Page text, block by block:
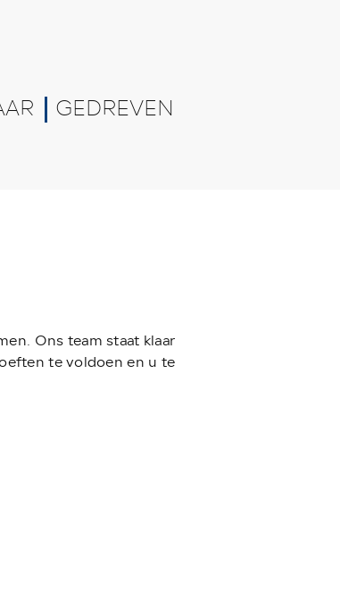
GEDREVEN
Ons team staat klaar
te voldoen en u te